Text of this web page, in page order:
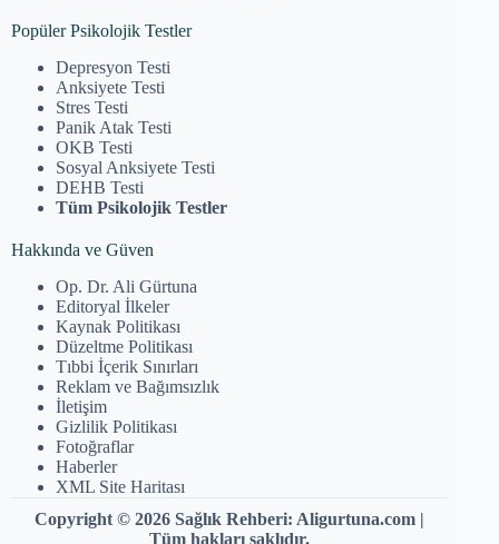
Popüler Psikolojik Testler
Depresyon Testi
Anksiyete Testi
Stres Testi
Panik Atak Testi
OKB Testi
Sosyal Anksiyete Testi
DEHB Testi
Tüm Psikolojik Testler
Hakkında ve Güven
Op. Dr. Ali Gürtuna
Editoryal İlkeler
Kaynak Politikası
Düzeltme Politikası
Tıbbi İçerik Sınırları
Reklam ve Bağımsızlık
İletişim
Gizlilik Politikası
Fotoğraflar
Haberler
XML Site Haritası
Copyright © 2026 Sağlık Rehberi: Aligurtuna.com |
Tüm hakları saklıdır.